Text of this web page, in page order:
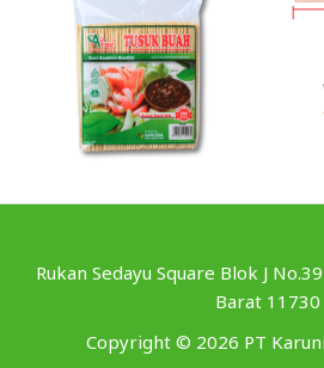
Rukan Sedayu Square Blok J
Barat 11730
Copyright © 2026 PT